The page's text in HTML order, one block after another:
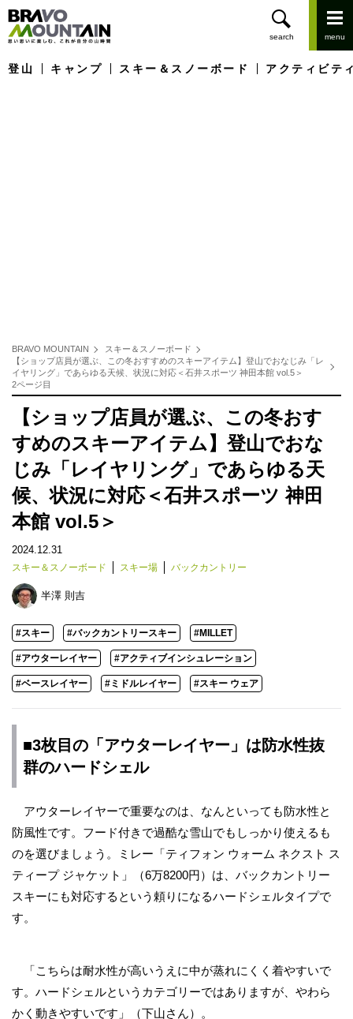
登山 キャンプ スキー＆スノーボード アクティビテ
BRAVO MOUNTAIN
スキー＆スノーボード
【ショップ店員が選ぶ、この冬おすすめのスキーアイテム】登山でおなじみ「レ
イヤリング」であらゆる天候、状況に対応＜石井スポーツ 神田本館 vol.5＞
2ページ目
【ショップ店員が選ぶ、この冬おす
すめのスキーアイテム】登山でおな
じみ「レイヤリング」であらゆる天
候、状況に対応＜石井スポーツ 神田
本館 vol.5＞
2024.12.31
スキー＆スノーボード スキー場 バックカントリー
半澤 則吉
#スキー #バックカントリースキー #MILLET
#アウターレイヤー #アクティブインシュレーション
#ベースレイヤー #ミドルレイヤー #スキー ウェア
■3枚目の「アウターレイヤー」は防水性抜
群のハードシェル
アウターレイヤーで重要なのは、なんといっても防水性と
防風性です。フード付きで過酷な雪山でもしっかり使えるも
のを選びましょう。ミレー「ティフォン ウォーム ネクスト ス
ティープ ジャケット」（6万8200円）は、バックカントリー
スキーにも対応するという頼りになるハードシェルタイプで
す。
「こちらは耐水性が高いうえに中が蒸れにくく着やすいで
す。ハードシェルというカテゴリーではありますが、やわら
かく動きやすいです」（下山さん）。